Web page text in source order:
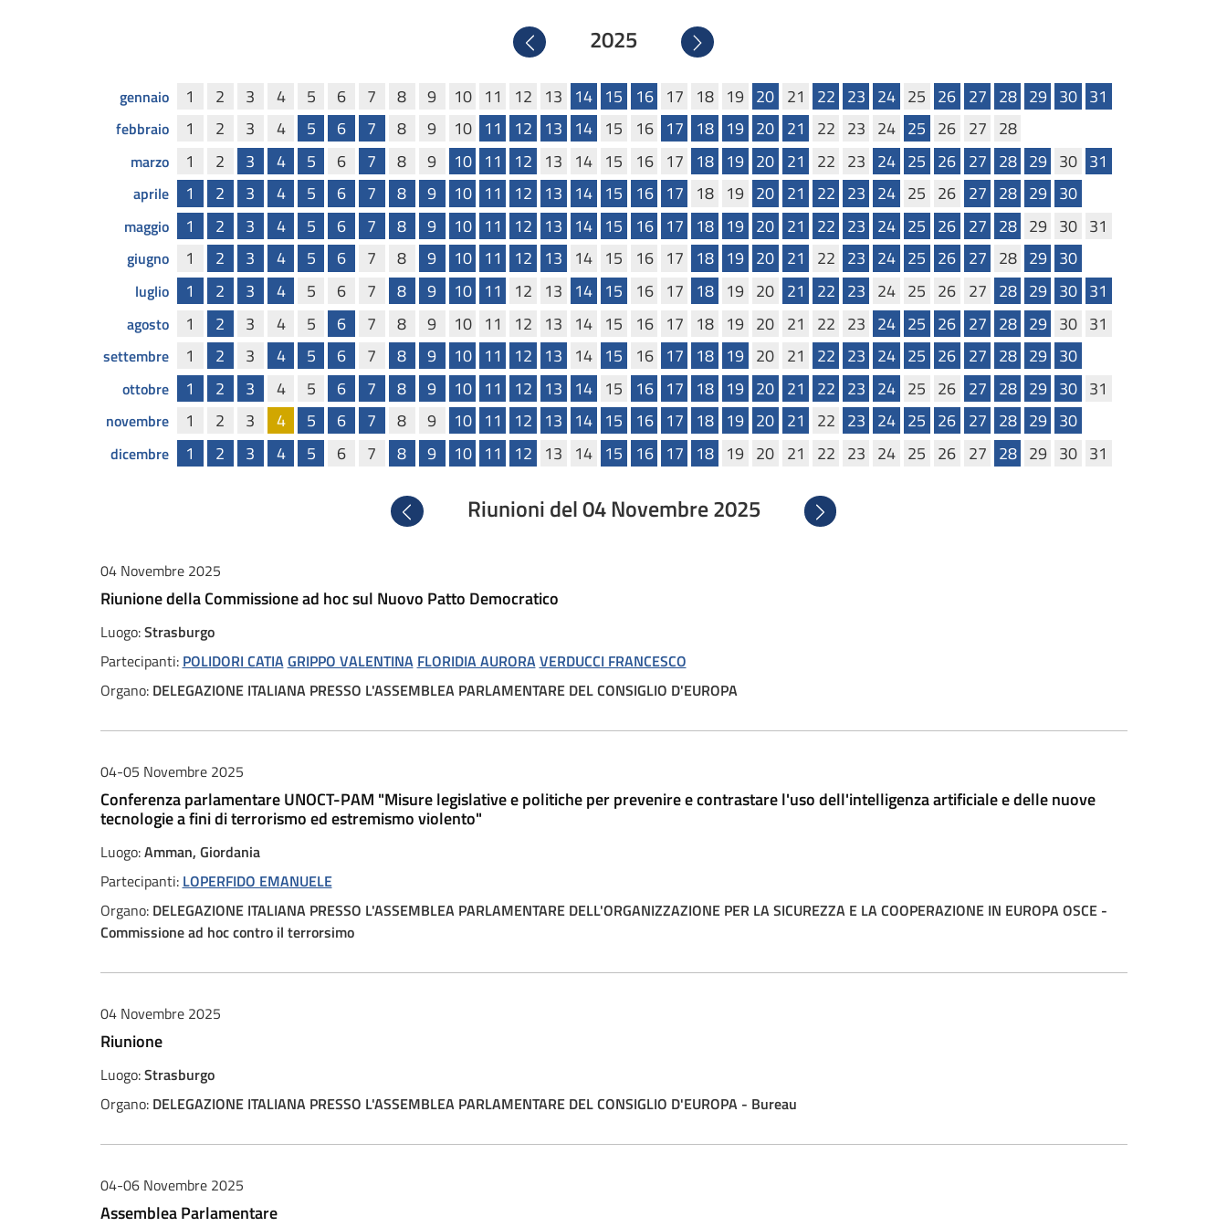
Precedente 2025 Successivo
gennaio 1 2 3 4 5 6 7 8 9 10 11 12 13 14 15 16 17 18 19 20 21 22 23 24 25 26 27 28 29 30 31
febbraio 1 2 3 4 5 6 7 8 9 10 11 12 13 14 15 16 17 18 19 20 21 22 23 24 25 26 27 28
marzo 1 2 3 4 5 6 7 8 9 10 11 12 13 14 15 16 17 18 19 20 21 22 23 24 25 26 27 28 29 30 31
aprile 1 2 3 4 5 6 7 8 9 10 11 12 13 14 15 16 17 18 19 20 21 22 23 24 25 26 27 28 29 30
maggio 1 2 3 4 5 6 7 8 9 10 11 12 13 14 15 16 17 18 19 20 21 22 23 24 25 26 27 28 29 30 31
giugno 1 2 3 4 5 6 7 8 9 10 11 12 13 14 15 16 17 18 19 20 21 22 23 24 25 26 27 28 29 30
luglio 1 2 3 4 5 6 7 8 9 10 11 12 13 14 15 16 17 18 19 20 21 22 23 24 25 26 27 28 29 30 31
agosto 1 2 3 4 5 6 7 8 9 10 11 12 13 14 15 16 17 18 19 20 21 22 23 24 25 26 27 28 29 30 31
settembre 1 2 3 4 5 6 7 8 9 10 11 12 13 14 15 16 17 18 19 20 21 22 23 24 25 26 27 28 29 30
ottobre 1 2 3 4 5 6 7 8 9 10 11 12 13 14 15 16 17 18 19 20 21 22 23 24 25 26 27 28 29 30 31
novembre 1 2 3 4 5 6 7 8 9 10 11 12 13 14 15 16 17 18 19 20 21 22 23 24 25 26 27 28 29 30
dicembre 1 2 3 4 5 6 7 8 9 10 11 12 13 14 15 16 17 18 19 20 21 22 23 24 25 26 27 28 29 30 31
Precedente Riunioni del 04 Novembre 2025 Successivo
04 Novembre 2025
Riunione della Commissione ad hoc sul Nuovo Patto Democratico
Luogo:Strasburgo
Partecipanti: POLIDORI CATIAGRIPPO VALENTINA FLORIDIA AURORAVERDUCCI FRANCESCO
Organo: DELEGAZIONE ITALIANA PRESSO L'ASSEMBLEA PARLAMENTARE DEL CONSIGLIO D'EUROPA
04-05 Novembre 2025
Conferenza parlamentare UNOCT-PAM "Misure legislative e politiche per prevenire e contrastare l'uso dell'intelligenza artificiale e delle nuove
tecnologie a fini di terrorismo ed estremismo violento"
Luogo:Amman, Giordania
Partecipanti: LOPERFIDO EMANUELE
Organo: DELEGAZIONE ITALIANA PRESSO L'ASSEMBLEA PARLAMENTARE DELL'ORGANIZZAZIONE PER LA SICUREZZA E LA COOPERAZIONE IN EUROPA OSCE -
Commissione ad hoc contro il terrorsimo
04 Novembre 2025
Riunione
Luogo:Strasburgo
Organo: DELEGAZIONE ITALIANA PRESSO L'ASSEMBLEA PARLAMENTARE DEL CONSIGLIO D'EUROPA - Bureau
04-06 Novembre 2025
Assemblea Parlamentare